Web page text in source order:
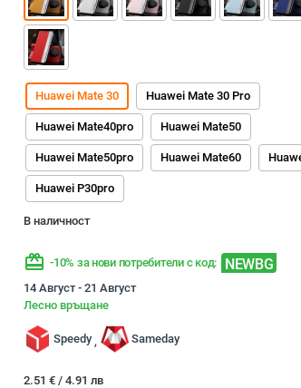
Huawei Mate 30 Huawei Mate 30 Pro
Huawei Mate40pro Huawei Mate50
Huawei Mate50pro Huawei Mate60
Huawei P30pro
В наличност
redeem -10% за нови потребители с код: NEWBG
14 Август - 21 Август
Лесно връщане
Speedy , Sameday
2.51 € / 4.91 лв